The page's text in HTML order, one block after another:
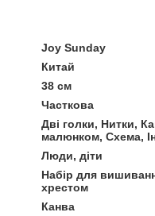
Joy Sunday
Китай
38 см
Часткова
Дві голки, Нитки,
малюнком, Схема,
Люди, діти
Набір для
хрестом
Канва